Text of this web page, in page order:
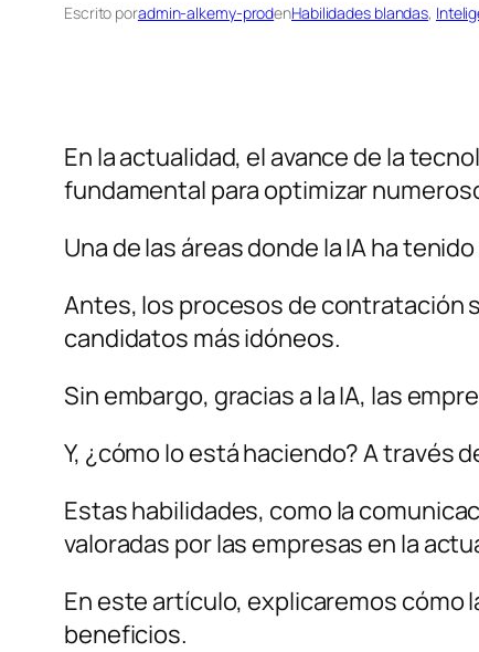
Escrito poradmin-alkemy-prodenHabilidades blandas,
En la actualidad, el avance de la
fundamental para optimizar
Una de las áreas donde la IA ha
Antes, los procesos de contratación
candidatos más idóneos.
Sin embargo, gracias a la IA, las
Y, ¿cómo lo está haciendo? A través
Estas habilidades, como la
valoradas por las empresas en la
En este artículo, explicaremos cómo
beneficios.